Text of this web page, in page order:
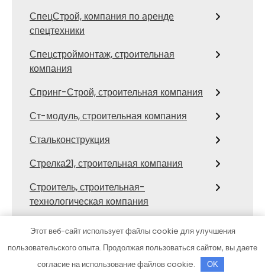
СпецСтрой, компания по аренде
спецтехники
Спецстроймонтаж, строительная
компания
Спринг-Строй, строительная компания
Ст-модуль, строительная компания
Стальконструкция
Стрелка21, строительная компания
Строитель, строительная-
технологическая компания
Строительная компания Дока дом
Строительная компания, Строительная
компания
Этот веб-сайт использует файлы cookie для улучшения
пользовательского опыта. Продолжая пользоваться сайтом, вы даете
согласие на использование файлов cookie.
OK